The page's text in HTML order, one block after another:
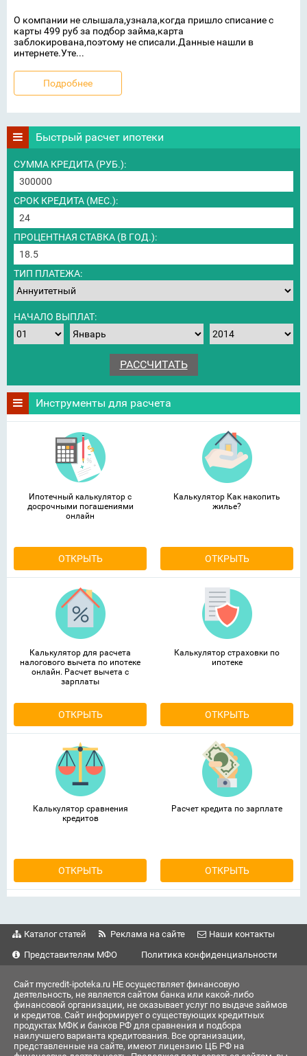
О компании не слышала,узнала,когда пришло списание с
карты 499 руб за подбор займа,карта
заблокирована,поэтому не списали.Данные нашли в
интернете.Уте...
Подробнее
Быстрый расчет ипотеки
СУММА КРЕДИТА (РУБ.):
СРОК КРЕДИТА (МЕС.):
ПРОЦЕНТНАЯ СТАВКА (В ГОД.):
ТИП ПЛАТЕЖА:
НАЧАЛО ВЫПЛАТ:
Инструменты для расчета
Ипотечный калькулятор с
досрочными погашениями
онлайн
ОТКРЫТЬ
Калькулятор Как накопить
жилье?
ОТКРЫТЬ
Калькулятор для расчета
налогового вычета по ипотеке
онлайн. Расчет вычета с
зарплаты
ОТКРЫТЬ
Калькулятор страховки по
ипотеке
ОТКРЫТЬ
Калькулятор сравнения
кредитов
ОТКРЫТЬ
Расчет кредита по зарплате
ОТКРЫТЬ
Каталог статей Реклама на сайте
Наши контакты
Представителям МФО
Политика конфиденциальности
Сайт mycredit-ipoteka.ru НЕ осуществляет финансовую
деятельность, не является сайтом банка или какой-либо
финансовой организации, не оказывает услуг по выдаче займов
и кредитов. Сайт информирует о существующих кредитных
продуктах МФК и банков РФ для сравнения и подбора
наилучшего варианта кредитования. Все организации,
представленные на сайте, имеют лицензию ЦБ РФ на